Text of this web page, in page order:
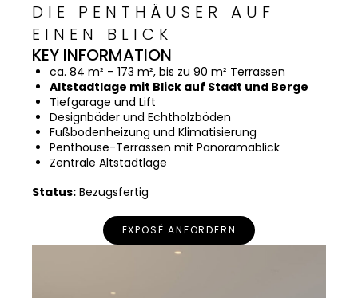
DIE PENTHÄUSER AUF
EINEN BLICK
KEY INFORMATION
ca. 84 m² – 173 m², bis zu 90 m² Terrassen
Altstadtlage mit Blick auf Stadt und Berge
Tiefgarage und Lift
Designbäder und Echtholzböden
Fußbodenheizung und Klimatisierung
Penthouse-Terrassen mit Panoramablick
Zentrale Altstadtlage
Status: Bezugsfertig
EXPOSÉ ANFORDERN